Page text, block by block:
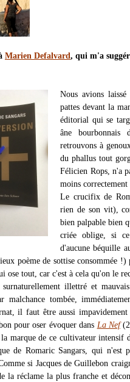
Marien Defalvard, qui m'a
Nous avions
pattes devant la
éditorial qui se
âne
retrouvons à
du phallus tout
Félicien Rops, n'a
moins correctement
Le crucifix de
rien de son vit),
bien palpable bien
criée oblige, si
d'aucune béquille
poème de sottise consommée
ose tout, car c'est à cela qu'on le
illettré et
malchance tombée,
il faut être aussi
pour oser évoquer dans La Nef
marque de ce cultivateur intensif
de Romaric Sangars, qui
si Jacques de Guillebon
la réclame la plus franche et